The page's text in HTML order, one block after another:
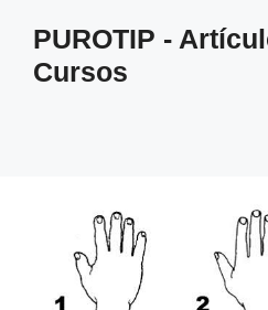
contenido
PUROTIP -
Cursos